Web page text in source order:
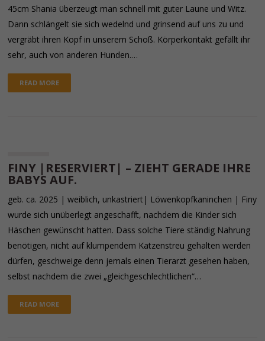
45cm Shania überzeugt man schnell mit guter Laune und Witz.
Dann schlängelt sie sich wedelnd und grinsend auf uns zu und
vergräbt ihren Kopf in unserem Schoß. Körperkontakt gefällt ihr
sehr, auch von anderen Hunden.…
READ MORE
FINY |RESERVIERT| – ZIEHT GERADE IHRE
BABYS AUF.
geb. ca. 2025 | weiblich, unkastriert| Löwenkopfkaninchen | Finy
wurde sich unüberlegt angeschafft, nachdem die Kinder sich
Häschen gewünscht hatten. Dass solche Tiere ständig Nahrung
benötigen, nicht auf klumpendem Katzenstreu gehalten werden
dürfen, geschweige denn jemals einen Tierarzt gesehen haben,
selbst nachdem die zwei „gleichgeschlechtlichen“…
READ MORE